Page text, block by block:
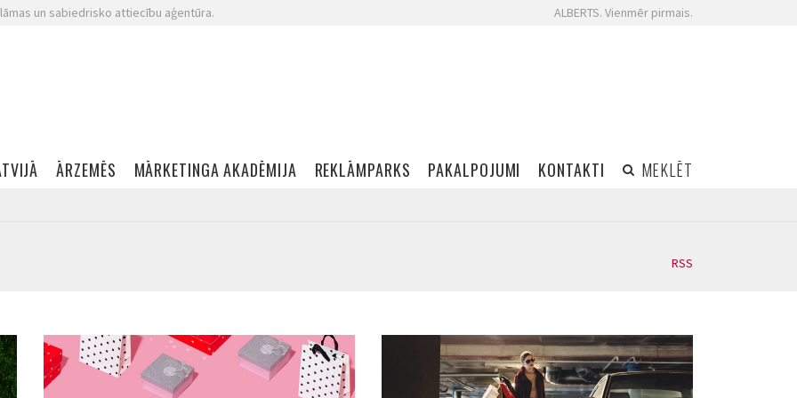
un sabiedrisko attiecību aģentūra. ALBERTS. Vienmēr pirmais.
ĀRZEMĒS MĀRKETINGA AKADĒMIJA REKLĀMPARKS PAKALPOJUMI KONTAKTI MEKLĒT
RSS